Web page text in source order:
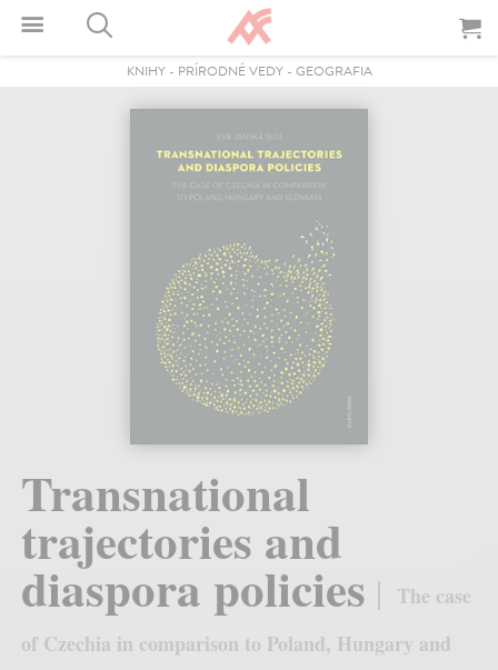
KNIHY- PRÍRODNÉ VEDY- GEOGRAFIA
Transnational
trajectories and
diaspora policies
The case
of Czechia in comparison to Poland, Hungary and